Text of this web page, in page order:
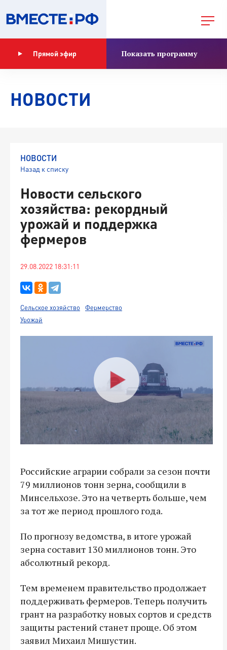
Прямой эфир Показать программу
НОВОСТИ
НОВОСТИ
Назад к списку
Новости сельского
хозяйства: рекордный
урожай и поддержка
фермеров
29.08.2022 18:31:11
Сельское хозяйство
Фермерство
Урожай
Российские аграрии собрали за сезон почти
79 миллионов тонн зерна, сообщили в
Минсельхозе. Это на четверть больше, чем
за тот же период прошлого года.
По прогнозу ведомства, в итоге урожай
зерна составит 130 миллионов тонн. Это
абсолютный рекорд.
Тем временем правительство продолжает
поддерживать фермеров. Теперь получить
грант на разработку новых сортов и средств
защиты растений станет проще. Об этом
заявил Михаил Мишустин.